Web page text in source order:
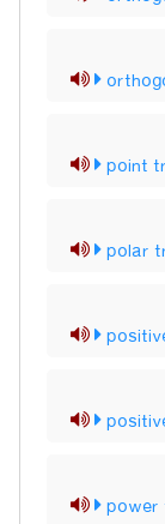
point
polar